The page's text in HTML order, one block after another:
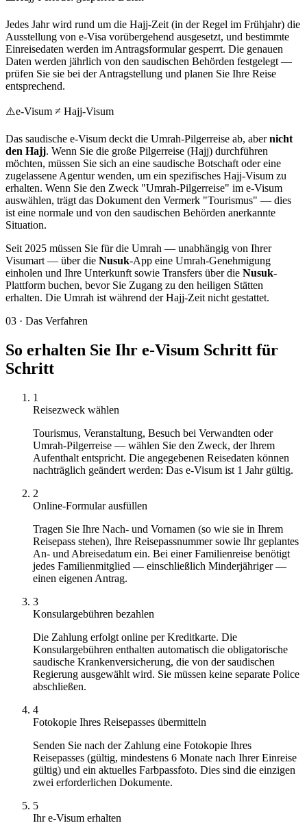
Jedes Jahr wird rund um die Hajj-Zeit (in der Regel im Frühjahr) die
Ausstellung von e-Visa vorübergehend ausgesetzt, und bestimmte
Einreisedaten werden im Antragsformular gesperrt. Die genauen
Daten werden jährlich von den saudischen Behörden festgelegt —
prüfen Sie sie bei der Antragstellung und planen Sie Ihre Reise
entsprechend.
⚠️e-Visum ≠ Hajj-Visum
Das saudische e-Visum deckt die Umrah-Pilgerreise ab, abernicht
den Hajj. Wenn Sie die große Pilgerreise (Hajj) durchführen
möchten, müssen Sie sich an eine saudische Botschaft oder eine
zugelassene Agentur wenden, um ein spezifisches Hajj-Visum zu
erhalten. Wenn Sie den Zweck "Umrah-Pilgerreise" im e-Visum
auswählen, trägt das Dokument den Vermerk "Tourismus" — dies
ist eine normale und von den saudischen Behörden anerkannte
Situation.
Seit 2025 müssen Sie für die Umrah — unabhängig von Ihrer
Visumart — über die Nusuk-App eine Umrah-Genehmigung
einholen und Ihre Unterkunft sowie Transfers über die Nusuk-
Plattform buchen, bevor Sie Zugang zu den heiligen Stätten
erhalten. Die Umrah ist während der Hajj-Zeit nicht gestattet.
03 · Das Verfahren
So erhalten Sie Ihr e-Visum Schritt für
Schritt
1
Reisezweck wählen
Tourismus, Veranstaltung, Besuch bei Verwandten oder
Umrah-Pilgerreise — wählen Sie den Zweck, der Ihrem
Aufenthalt entspricht. Die angegebenen Reisedaten können
nachträglich geändert werden: Das e-Visum ist 1 Jahr gültig.
2
Online-Formular ausfüllen
Tragen Sie Ihre Nach- und Vornamen (so wie sie in Ihrem
Reisepass stehen), Ihre Reisepassnummer sowie Ihr geplantes
An- und Abreisedatum ein. Bei einer Familienreise benötigt
jedes Familienmitglied — einschließlich Minderjähriger —
einen eigenen Antrag.
3
Konsulargebühren bezahlen
Die Zahlung erfolgt online per Kreditkarte. Die
Konsulargebühren enthalten automatisch die obligatorische
saudische Krankenversicherung, die von der saudischen
Regierung ausgewählt wird. Sie müssen keine separate Police
abschließen.
4
Fotokopie Ihres Reisepasses übermitteln
Senden Sie nach der Zahlung eine Fotokopie Ihres
Reisepasses (gültig, mindestens 6 Monate nach Ihrer Einreise
gültig) und ein aktuelles Farbpassfoto. Dies sind die einzigen
zwei erforderlichen Dokumente.
5
Ihr e-Visum erhalten